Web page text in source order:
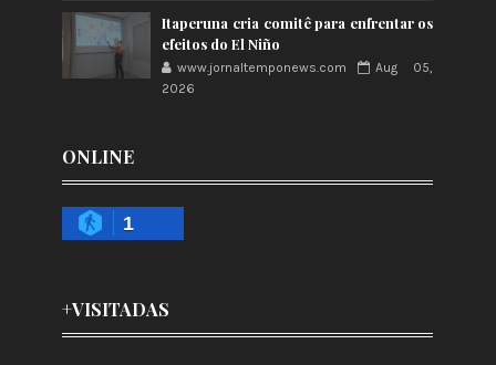
Itaperuna cria comitê para enfrentar os
efeitos do El Niño
www.jornaltemponews.com
Aug 05,
2026
ONLINE
1
+VISITADAS